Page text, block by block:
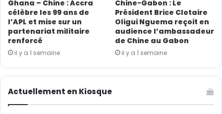
596 stands avec quelque 400 milliards de francs CFA
(666 millions de dollars) de contrats conclus, selon un
bilan officiel.
Ghana – Chine : Accra
célèbre les 99 ans de
l’APL et mise sur un
partenariat militaire
renforcé
il y a 1 semaine
Chine-Gabon : Le
Président Brice Clotaire
Oligui Nguema reçoit en
audience l’ambassadeur
de Chine au Gabon
il y a 1 semaine
Actuellement en Kiosque